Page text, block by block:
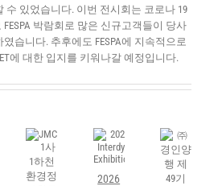
수 있었습니다. 이번 전시회는 코로나 19
박람회로 많은 신규고객들이 당사
습니다. 추후에도 FESPA에 지속적으로
에 대한 입지를 키워나갈 예정입니다.
2026